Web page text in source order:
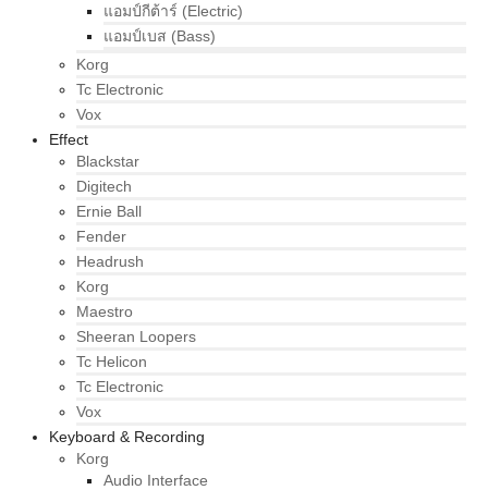
แอมป์กีต้าร์ (Electric)
แอมป์เบส (Bass)
Korg
Tc Electronic
Vox
Effect
Blackstar
Digitech
Ernie Ball
Fender
Headrush
Korg
Maestro
Sheeran Loopers
Tc Helicon
Tc Electronic
Vox
Keyboard & Recording
Korg
Audio Interface